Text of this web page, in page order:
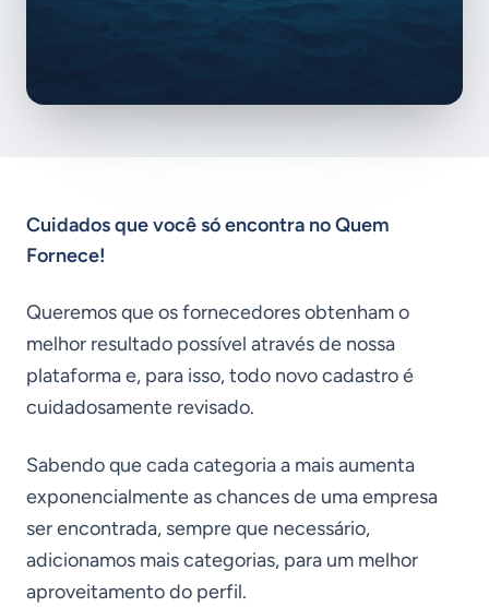
Cuidados que você só encontra no Quem
Fornece!
Queremos que os fornecedores obtenham o
melhor resultado possível através de nossa
plataforma e, para isso, todo novo cadastro é
cuidadosamente revisado.
Sabendo que cada categoria a mais aumenta
exponencialmente as chances de uma empresa
ser encontrada, sempre que necessário,
adicionamos mais categorias, para um melhor
aproveitamento do perfil.